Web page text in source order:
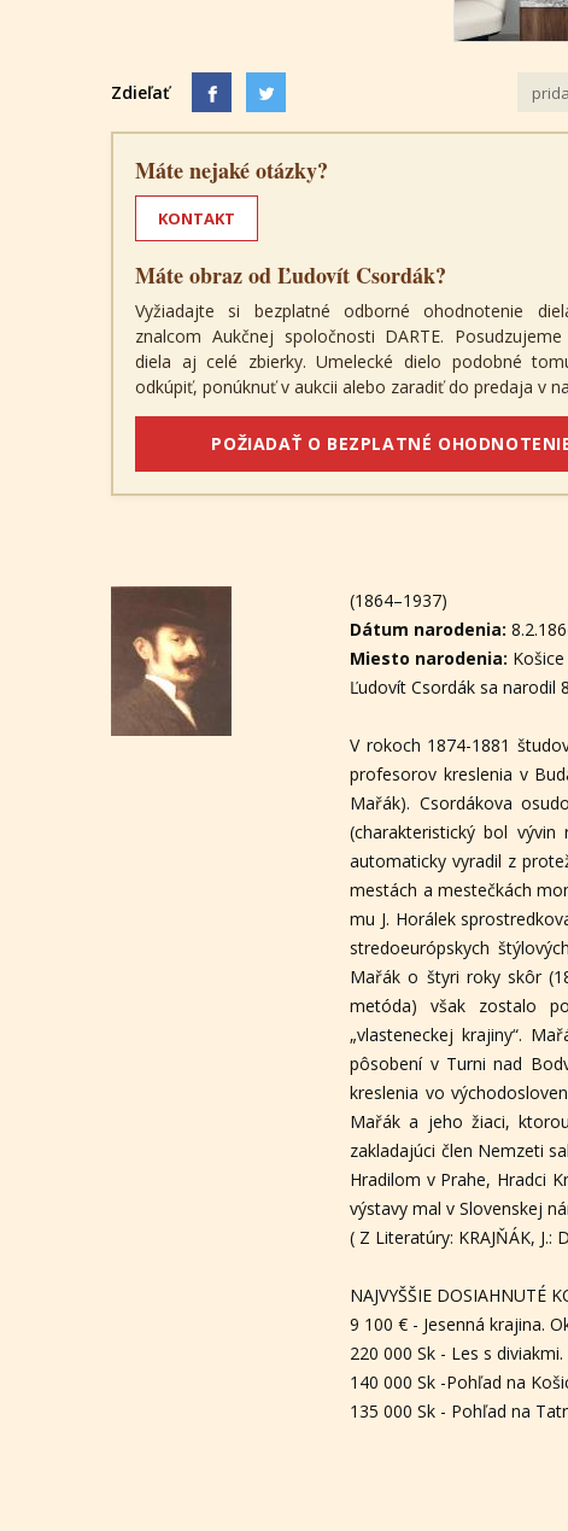
Zdieľať
Máte nejaké otázky?
KONTAKT
Máte obraz od Ľudovít Csordák?
Vyžiadajte si bezplatné odborné ohodnotenie
znalcom Aukčnej spoločnosti DARTE.
diela aj celé zbierky. Umelecké dielo podobné
odkúpiť, ponúknuť v aukcii alebo zaradiť do predaja v
POŽIADAŤ O BEZPLATNÉ
(1864–1937)
Dátum narodenia:
Miesto narodenia: Košice
Ľudovít Csordák sa narodil
V rokoch 1874-1881
profesorov kreslenia v
Mařák). Csordákova
(charakteristický bol
automaticky vyradil z
mestách a mestečkách
mu J. Horálek
stredoeurópskych
Mařák o štyri roky skôr
metóda) však zostalo
„vlasteneckej krajiny“.
pôsobení v Turni nad
kreslenia vo
Mařák a jeho žiaci,
zakladajúci člen Nemzeti
Hradilom v Prahe, Hradci
výstavy mal v Slovenskej
( Z Literatúry: KRAJŇÁK, J.:
NAJVYŠŠIE DOSIAHNUTÉ
9 100 € - Jesenná krajina.
220 000 Sk - Les s
140 000 Sk -Pohľad na
135 000 Sk - Pohľad na